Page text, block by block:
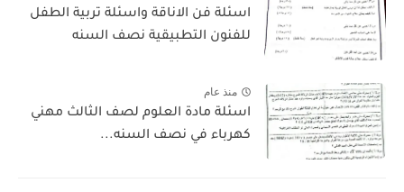
اسئلة فن الاناقة واسئلة تربية الطفل
للفنون التطبيقية نصف السنه
منذ عام
اسئلة مادة العلوم لصف الثالث مهني
كهرباء في نصف السنه...